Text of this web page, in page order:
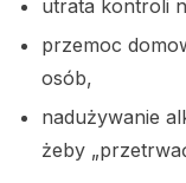
utrata kontroli
przemoc
osób,
nadużywanie
żeby